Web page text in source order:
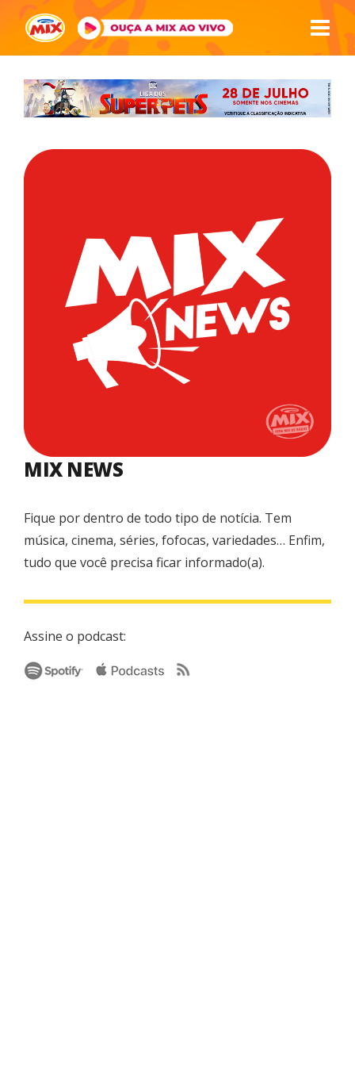
MIX NEWS
Fique por dentro de todo tipo de notícia. Tem
música, cinema, séries, fofocas, variedades… Enfim,
tudo que você precisa ficar informado(a).
Assine o podcast: